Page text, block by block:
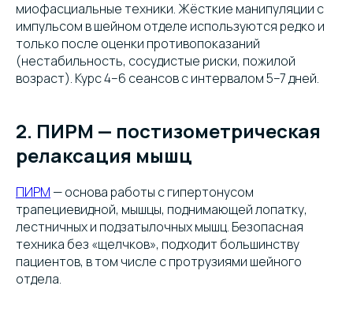
миофасциальные техники. Жёсткие манипуляции с
импульсом в шейном отделе используются редко и
только после оценки противопоказаний
(нестабильность, сосудистые риски, пожилой
возраст). Курс 4–6 сеансов с интервалом 5–7 дней.
2. ПИРМ — постизометрическая
релаксация мышц
ПИРМ — основа работы с гипертонусом
трапециевидной, мышцы, поднимающей лопатку,
лестничных и подзатылочных мышц. Безопасная
техника без «щелчков», подходит большинству
пациентов, в том числе с протрузиями шейного
отдела.